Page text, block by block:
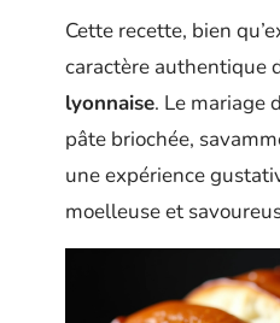
Cette recette, bien
caractère authentique
lyonnaise. Le mariage
pâte briochée,
une expérience
moelleuse et